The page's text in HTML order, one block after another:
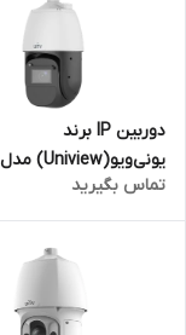
دوربین IP برند
یونی‌ویو(Uniview) مدل
دام - لنز(PTZ) - 4 مگاپیکسل
تماس بگیرید